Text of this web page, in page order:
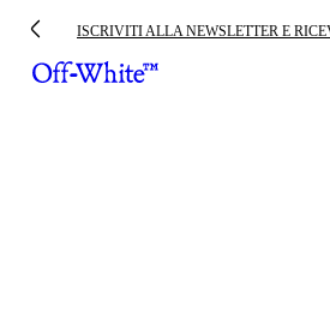
ISCRIVITI ALLA NEWSLETTER E